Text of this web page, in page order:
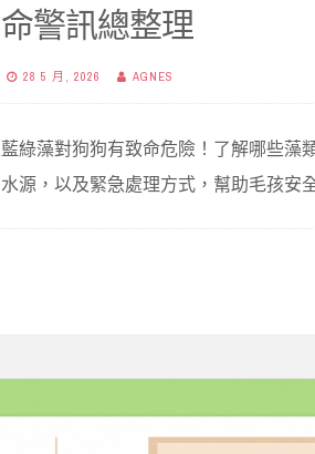
命警訊總整理
28 5 月, 2026 AGNES
藍綠藻對狗狗有致命危險！了解哪些藻
水源，以及緊急處理方式，幫助毛孩安